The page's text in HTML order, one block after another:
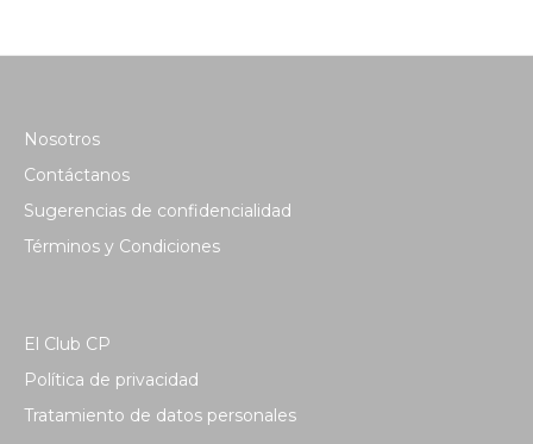
Nosotros
Contáctanos
Sugerencias de confidencialidad
Términos y Condiciones
El Club CP
Política de privacidad
Tratamiento de datos personales